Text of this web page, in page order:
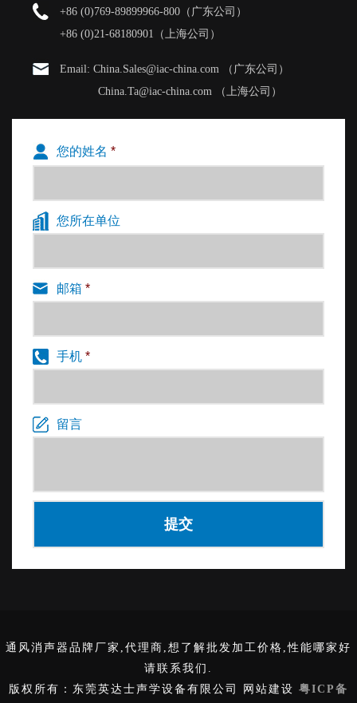
+86 (0)769-89899966-800（广东公司）
+86 (0)21-68180901（上海公司）
Email: China.Sales@iac-china.com （广东公司）
China.Ta@iac-china.com （上海公司）
您的姓名 *
您所在单位
邮箱 *
手机 *
留言
通风消声器品牌厂家,代理商,想了解批发加工价格,性能哪家好
请联系我们.
版权所有：东莞英达士声学设备有限公司 网站建设 粤ICP备